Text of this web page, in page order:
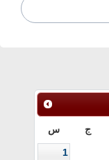
ج س
1